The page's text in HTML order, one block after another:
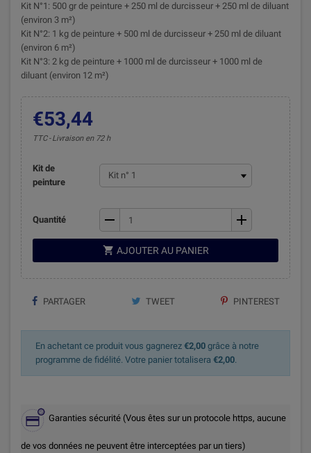
Kit N°1: 500 gr de peinture + 250 ml de durcisseur + 250 ml de diluant
(environ 3 m²)
Kit N°2: 1 kg de peinture + 500 ml de durcisseur + 250 ml de diluant
(environ 6 m²)
Kit N°3: 2 kg de peinture + 1000 ml de durcisseur + 1000 ml de
diluant (environ 12 m²)
€53,44
TTC Livraison en 72 h
Kit de
peinture
Quantité remove add
 AJOUTER AU PANIER
PARTAGER TWEET PINTEREST
En achetant ce produit vous gagnerez €2,00 grâce à notre
programme de fidélité. Votre panier totalisera €2,00.
Garanties sécurité (Vous êtes sur un protocole https, aucune
de vos données ne peuvent être interceptées par un tiers)